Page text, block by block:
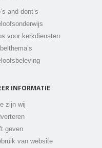
and dont’s
voor kerkdiensten
INFORMATIE
zijn wij
geven
van website